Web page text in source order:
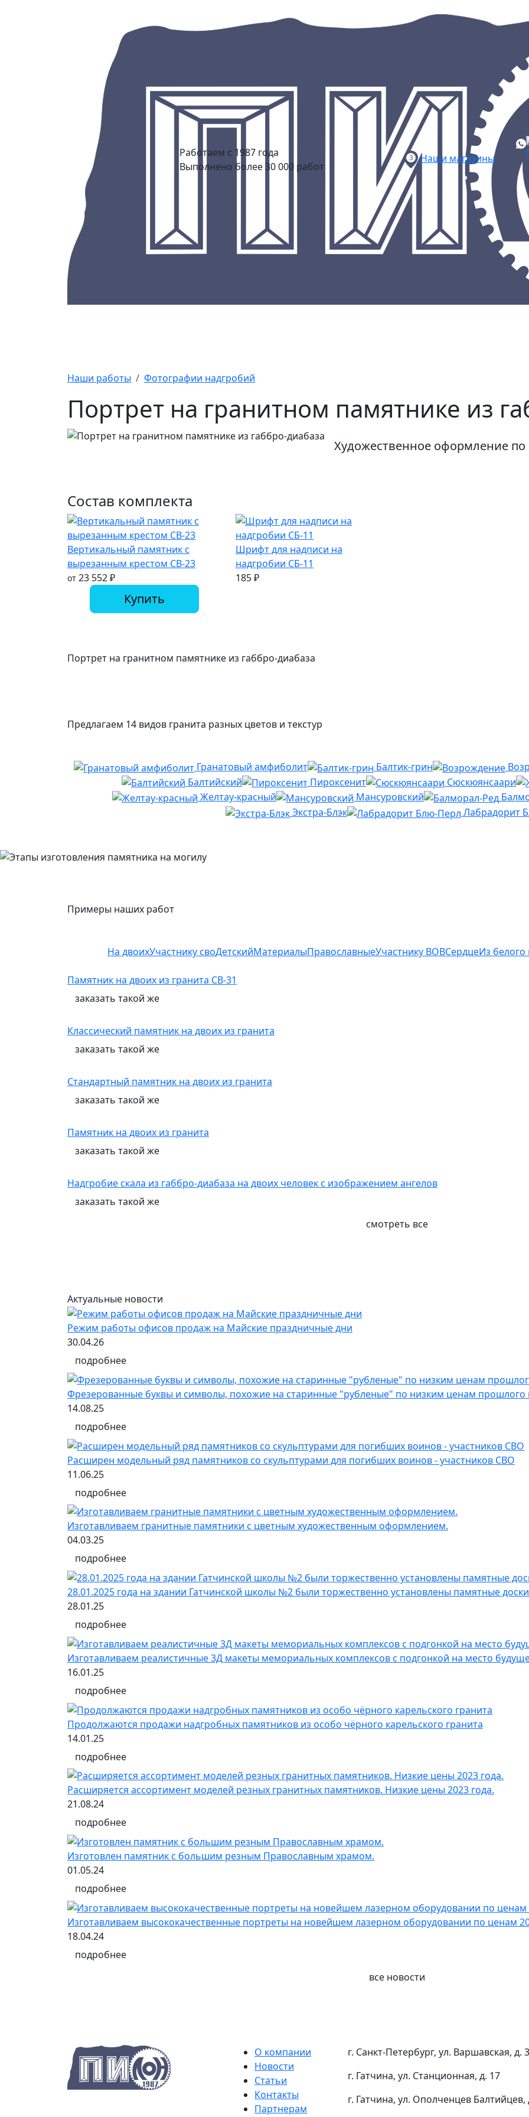
Работаем с 1987 года
Выполнено более 30 000 работ
Наши магазины
Наши работы Фотографии надгробий
Портрет на гранитном памятнике из
Художественное оформление
Состав комплекта
Вертикальный памятник с
вырезанным крестом СВ-23
от 23 552₽
Купить
Шрифт для надписи на
надгробии СБ-11
185₽
Портрет на гранитном памятнике из габбро-диабаза
Предлагаем 14 видов гранита разных цветов и текстур
Гранатовый амфиболит Балтик-грин
Балтийский
Пироксенит Сюскюянсаари
Желтау-красный
Мансуровский
Экстра-Блэк
Лабрадорит
Примеры наших работ
На двоихУчастнику своДетскийМатериалыПравославныеУчастнику ВОВСердцеИз белого
Памятник на двоих из гранита СВ-31
заказать такой же
Классический памятник на двоих из гранита
заказать такой же
Стандартный памятник на двоих из гранита
заказать такой же
Памятник на двоих из гранита
заказать такой же
Надгробие скала из габбро-диабаза на двоих человек с изображением ангелов
заказать такой же
смотреть все
Актуальные новости
Режим работы офисов продаж на Майские праздничные дни
30.04.26
подробнее
Фрезерованные буквы и символы, похожие на старинные "рубленые" по низким ценам прошлого
14.08.25
подробнее
Расширен модельный ряд памятников со скульптурами для погибших воинов - участников СВО
11.06.25
подробнее
Изготавливаем гранитные памятники с цветным художественным оформлением.
04.03.25
подробнее
28.01.2025 года на здании Гатчинской школы №2 были торжественно установлены памятные доски
28.01.25
подробнее
Изготавливаем реалистичные 3Д макеты мемориальных комплексов с подгонкой на место
16.01.25
подробнее
Продолжаются продажи надгробных памятников из особо чёрного карельского гранита
14.01.25
подробнее
Расширяется ассортимент моделей резных гранитных памятников. Низкие цены 2023 года.
21.08.24
подробнее
Изготовлен памятник с большим резным Православным храмом.
01.05.24
подробнее
Изготавливаем высококачественные портреты на новейшем лазерном оборудовании по ценам
18.04.24
подробнее
все новости
О компании
Новости
Статьи
Контакты
Партнерам
г. Санкт-Петербург, ул. Варшавская, д.
г. Гатчина, ул. Станционная, д. 17
г. Гатчина, ул. Ополченцев Балтийцев,